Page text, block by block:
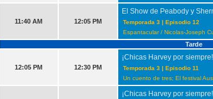
11:40 AM 12:05 PM
El Show de Peabody y
Temporada 3 | Episodio 12
Espantacular / Nicolas-Joseph
Tarde
12:05 PM 12:30 PM
¡Chicas Harvey por siempre!
Temporada 3 | Episodio 11
Un cuento de tres; El festival
¡Chicas Harvey por siempre!